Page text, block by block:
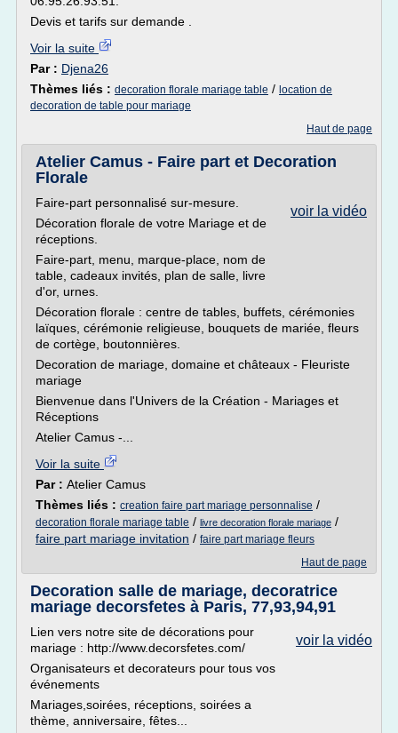
Devis et tarifs sur demande .
Voir la suite
Par : Djena26
Thèmes liés : decoration florale mariage table / location de
decoration de table pour mariage
Haut de page
Atelier Camus - Faire part et Decoration
Florale
voir la vidéo
Faire-part personnalisé sur-mesure.
Décoration florale de votre Mariage et de
réceptions.
Faire-part, menu, marque-place, nom de
table, cadeaux invités, plan de salle, livre
d'or, urnes.
Décoration florale : centre de tables, buffets, cérémonies
laïques, cérémonie religieuse, bouquets de mariée, fleurs
de cortège, boutonnières.
Decoration de mariage, domaine et châteaux - Fleuriste
mariage
Bienvenue dans l'Univers de la Création - Mariages et
Réceptions
Atelier Camus -...
Voir la suite
Par : Atelier Camus
Thèmes liés : creation faire part mariage personnalise /
decoration florale mariage table / livre decoration florale mariage /
faire part mariage invitation / faire part mariage fleurs
Haut de page
Decoration salle de mariage, decoratrice
mariage decorsfetes à Paris, 77,93,94,91
voir la vidéo
Lien vers notre site de décorations pour
mariage : http://www.decorsfetes.com/
Organisateurs et decorateurs pour tous vos
événements
Mariages,soirées, réceptions, soirées a
thème, anniversaire, fêtes...